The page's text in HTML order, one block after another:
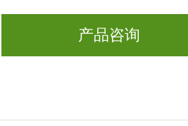
产品咨询